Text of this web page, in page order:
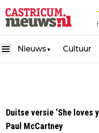
Nieuws ▼ Cultuur
Duitse versie ‘She loves
Paul McCartney